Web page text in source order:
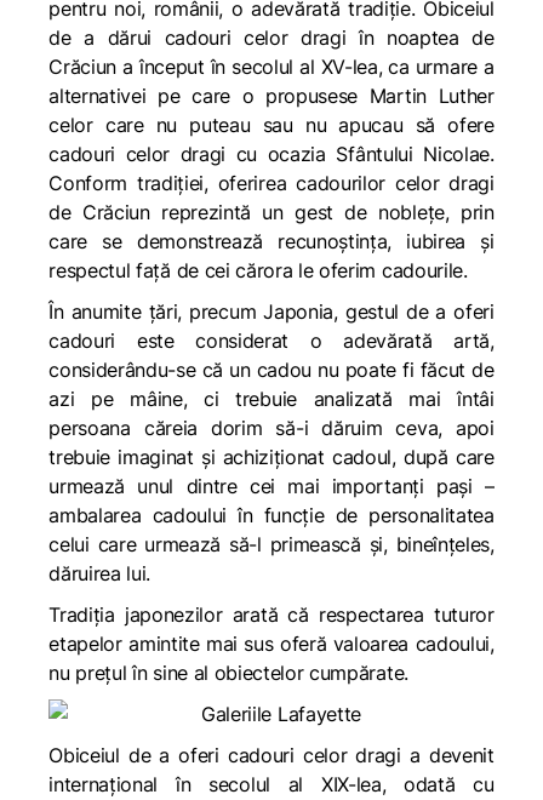
pentru noi, românii, o adevărată tradiție. Obiceiul
de a dărui cadouri celor dragi în noaptea de
Crăciun a început în secolul al XV-lea, ca urmare a
alternativei pe care o propusese Martin Luther
celor care nu puteau sau nu apucau să ofere
cadouri celor dragi cu ocazia Sfântului Nicolae.
Conform tradiției, oferirea cadourilor celor dragi
de Crăciun reprezintă un gest de noblețe, prin
care se demonstrează recunoștința, iubirea și
respectul față de cei cărora le oferim cadourile.
În anumite țări, precum Japonia, gestul de a oferi
cadouri este considerat o adevărată artă,
considerându-se că un cadou nu poate fi făcut de
azi pe mâine, ci trebuie analizată mai întâi
persoana căreia dorim să-i dăruim ceva, apoi
trebuie imaginat și achiziționat cadoul, după care
urmează unul dintre cei mai importanți pași –
ambalarea cadoului în funcție de personalitatea
celui care urmează să-l primească și, bineînțeles,
dăruirea lui.
Tradiția japonezilor arată că respectarea tuturor
etapelor amintite mai sus oferă valoarea cadoului,
nu prețul în sine al obiectelor cumpărate.
Obiceiul de a oferi cadouri celor dragi a devenit
internațional în secolul al XIX-lea, odată cu